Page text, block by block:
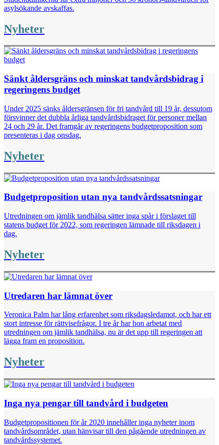
asylsökande avskaffas.
Nyheter
Sänkt åldersgräns och minskat tandvårdsbidrag i
regeringens budget
Under 2025 sänks åldersgränsen för fri tandvård till 19 år, dessutom
försvinner det dubbla årliga tandvårdsbidraget för personer mellan
24 och 29 år. Det framgår av regeringens budgetproposition som
presenteras i dag onsdag.
Nyheter
Budgetproposition utan nya tandvårdssatsningar
Utredningen om jämlik tandhälsa sätter inga spår i förslaget till
statens budget för 2022, som regeringen lämnade till riksdagen i
dag.
Nyheter
Utredaren har lämnat över
Veronica Palm har lång erfarenhet som riksdags­ledamot, och har ett
stort intresse för rättvisefrågor. I tre år har hon arbetat med
utredningen om jämlik ­tandhälsa, nu är det upp till regeringen att
lägga fram en proposition.
Nyheter
Inga nya pengar till tandvård i budgeten
Budgetpropositionen för år 2020 innehåller inga nyheter inom
tandvårds­området, utan hänvisar till den pågående utredningen av
tandvårdssystemet.